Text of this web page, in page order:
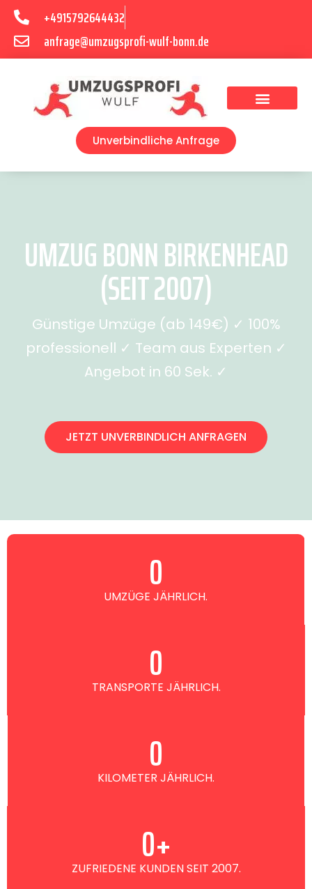
+4915792644432
anfrage@umzugsprofi-wulf-bonn.de
Unverbindliche Anfrage
UMZUG BONN BIRKENHEAD
(SEIT 2007)
Günstige Umzüge (ab 149€) ✓ 100%
professionell ✓ Team aus Experten ✓
Angebot in 60 Sek. ✓
JETZT UNVERBINDLICH ANFRAGEN
UMZÜGE JÄHRLICH.
0
TRANSPORTE JÄHRLICH.
0
KILOMETER JÄHRLICH.
0
ZUFRIEDENE KUNDEN SEIT 2007.
0+